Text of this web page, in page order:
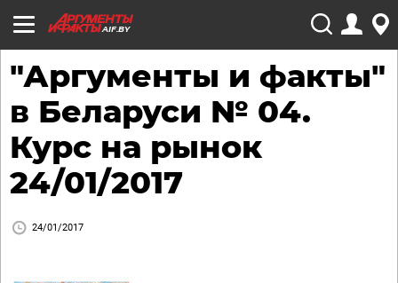
AIF.BY
"Аргументы и факты"
в Беларуси № 04.
Курс на рынок
24/01/2017
24/01/2017